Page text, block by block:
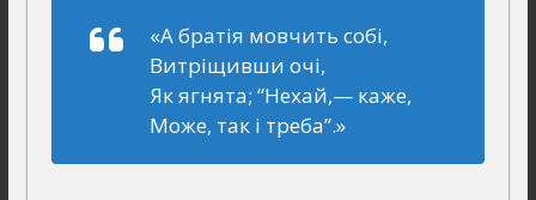
«А братія мовчить собі,
Витріщивши очі,
Як ягнята; “Нехай,— каже,
Може, так і треба”.»